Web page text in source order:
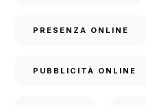
PRESENZA ONLINE
PUBBLICITÀ ONLINE